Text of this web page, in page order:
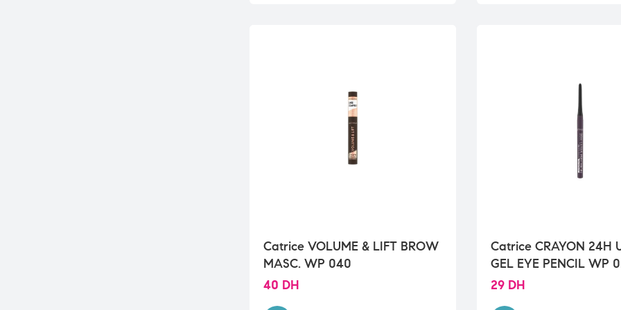
Catrice VOLUME & LIFT BROW
MASC. WP 040
40 DH
Catrice CRAYON 24H
GEL EYE PENCIL WP
29 DH